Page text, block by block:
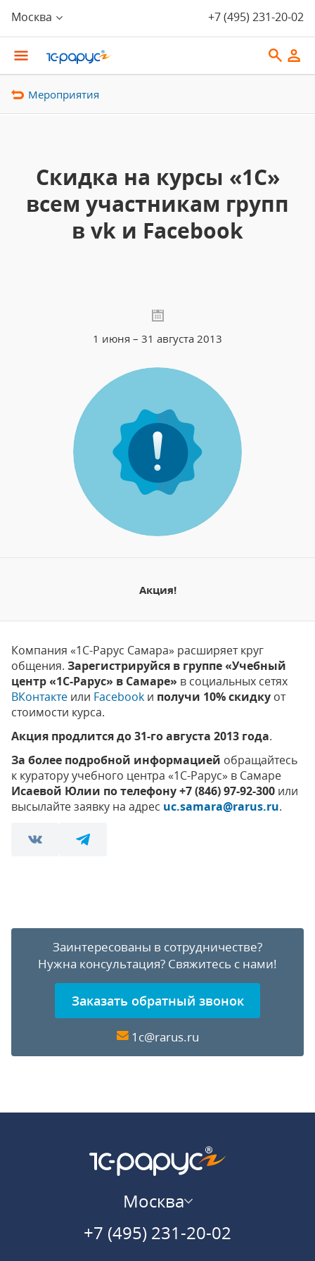
Москва +7 (495) 231-20-02
Мероприятия
Скидка на курсы «1С»
всем участникам групп
в vk и Facebook
1 июня – 31 августа 2013
Акция!
Компания «1С-Рарус Самара» расширяет круг
общения. Зарегистрируйся в группе «Учебный
центр «1С-Рарус» в Самаре» в социальных сетях
ВКонтакте или Facebook и получи 10% скидку от
стоимости курса.
Акция продлится до 31-го августа 2013 года.
За более подробной информацией обращайтесь
к куратору учебного центра «1С-Рарус» в Самаре
Исаевой Юлии по телефону +7 (846) 97-92-300 или
высылайте заявку на адрес uc.samara@rarus.ru.
Заинтересованы в сотрудничестве?
Нужна консультация? Свяжитесь с нами!
Заказать обратный звонок
1c@rarus.ru
Москва
+7 (495) 231-20-02